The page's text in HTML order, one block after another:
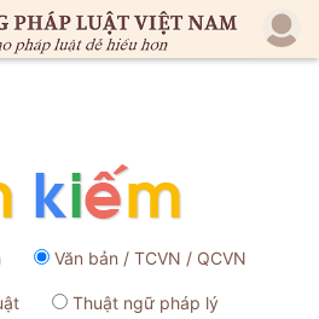
Văn bản / TCVN / QCVN
Thuật ngữ pháp lý